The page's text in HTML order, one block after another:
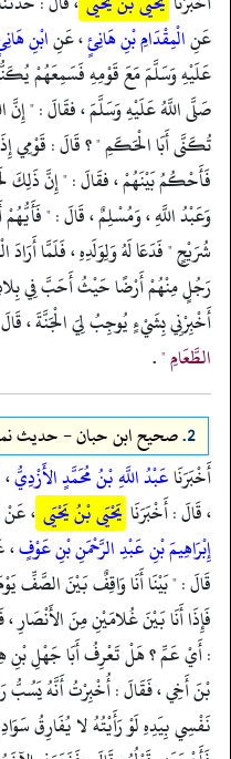
عَنِالْمِقْدَامِ بْنِ هَانِئٍ، عَنِابْنِ
عَلَيْهِ وَسَلَّمَ مَعَ قَوْمِهِ فَسَمِعَهُمْ
صَلَّى اللَّهُ عَلَيْهِ وَسَلَّمَ ، فقَالَ : "
تُكَنَّى أَبَا الْحَكَمِ " ؟ قَالَ : قَوْمِي
فَأَحْكُمُ بَيْنَهُمْ ، فقَالَ : " إِنَّ ذَلِكَ
وَعَبْدُ اللَّهِ ، وَمُسْلِمٌ ، قَالَ : "
شُرَيْحٍ " فَدَعَا لَهُ وَلِوَلَدِهِ ، فَلَمَّا
رَجُلٍ مِنْهُمْ أَرْضًا حَيْثُ أَحَبَّ فِي
أَخْبِرْنِي بِشَيْءٍ يُوجِبُ لِيَ الْجَنَّةَ ،
الطَّعَامِ ".
2. صحیح ابن حبان - حدیث نمبر:
أَخْبَرَنَاعَبْدُ اللَّهِ بْنُ مُحَمَّدٍ الأَزْدِيُّ
، قَالَ : أَخْبَرَنَا يَحْيَى بْنُ يَحْيَى ، عَنْ
إِبْرَاهِيمَ بْنِ عَبْدِ الرَّحْمَنِ بْنِ عَوْفٍ
قَالَ : " بَيْنَا أَنَا وَاقِفٌ بَيْنَ الصَّفِّ
فَإِذَا أَنَا بَيْنَ غُلامَيْنِ مِنَ الأَنْصَارِ
: أَيْ عَمِّ ؟ هَلْ تَعْرِفُ أَبَا جَهْلِ بْنِ
بْنَ أَخِي ، فَقَالَ : أُخْبِرْتُ أَنَّهُ يَسُبُّ
نَفْسِي بِيَدِهِ لَوْ رَأَيْتُهُ لا يُفَارِقُ